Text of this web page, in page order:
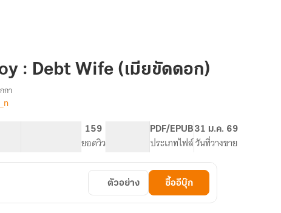
: Debt Wife (เมียขัดดอก)
กา
159
ยอดวิว
PDF/EPUB
ประเภทไฟล์
31 ม.ค. 69
วันที่วางขาย
ตัวอย่าง ซื้ออีบุ๊ก